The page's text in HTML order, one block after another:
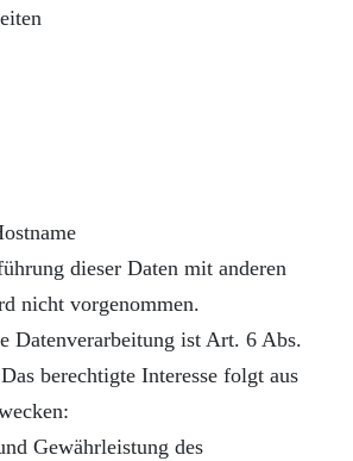
dieser Daten mit anderen
nicht vorgenommen.
Datenverarbeitung ist Art. 6 Abs.
berechtigte Interesse folgt aus
Gewährleistung des